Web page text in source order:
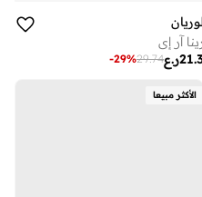
آر إي
ر.ع29.74
-29%
الأكثر مبيعا